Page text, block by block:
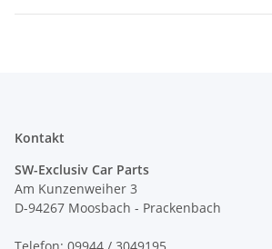
Kontakt
SW-Exclusiv Car Parts
Am Kunzenweiher 3
D-94267 Moosbach - Prackenbach